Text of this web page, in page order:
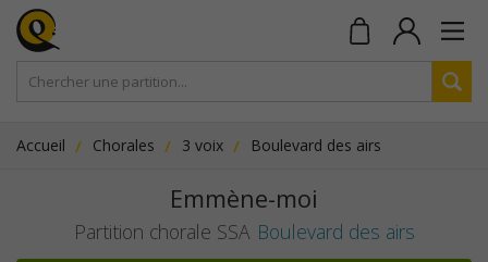
Accueil Chorales 3 voix Boulevard des airs
Emmène-moi
Partition chorale SSA Boulevard des airs